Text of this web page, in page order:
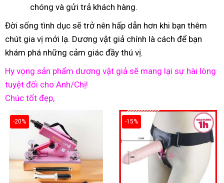
chóng và gửi trả khách hàng.
Đời sống tình dục sẽ trở nên hấp dẫn hơn khi bạn thêm
chút gia vị mới lạ. Dương vật giả chính là cách để bạn
khám phá những cảm giác đầy thú vị.
Hy vọng sản phẩm dương vật giả sẽ mang lại sự hài lòng
tuyệt đối cho Anh/Chị!
Chúc tốt đẹp,
-20% -15%